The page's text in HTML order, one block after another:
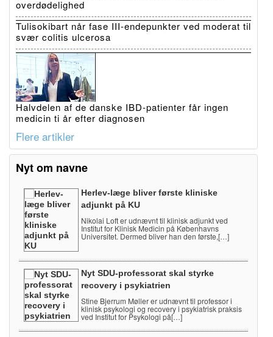
overdødelighed
Tulisokibart når fase III-endepunkter ved moderat til
svær colitis ulcerosa
Halvdelen af de danske IBD-patienter får ingen
medicin ti år efter diagnosen
Flere artikler
Nyt om navne
Herlev-læge bliver første kliniske
adjunkt på KU
Nikolai Loft er udnævnt til klinisk adjunkt ved
Institut for Klinisk Medicin på Københavns
Universitet. Dermed bliver han den første,[…]
Nyt SDU-professorat skal styrke
recovery i psykiatrien
Stine Bjerrum Møller er udnævnt til professor i
klinisk psykologi og recovery i psykiatrisk praksis
ved Institut for Psykologi på[…]